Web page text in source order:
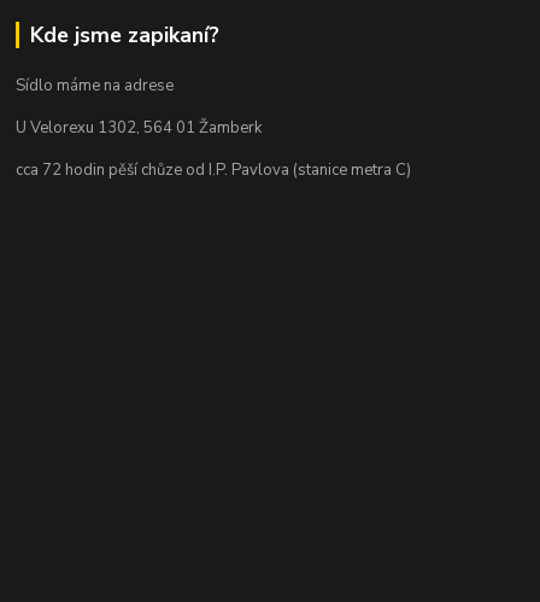
Kde jsme zapikaní?
Sídlo máme na adrese
U Velorexu 1302, 564 01 Žamberk
cca 72 hodin pěší chůze od I.P. Pavlova (stanice metra C)